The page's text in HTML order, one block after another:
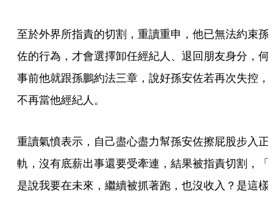
至於外界所指責的切割，重讀重申，他已無法約束孫
佐的行為，才會選擇卸任經紀人、退回朋友身分，何
事前他就跟孫鵬約法三章，說好孫安佐若再次失控，
不再當他經紀人。
重讀氣憤表示，自己盡心盡力幫孫安佐擦屁股步入正
軌，沒有底薪出事還要受牽連，結果被指責切割，「
是說我要在未來，繼續被抓著跑，也沒收入？是這樣